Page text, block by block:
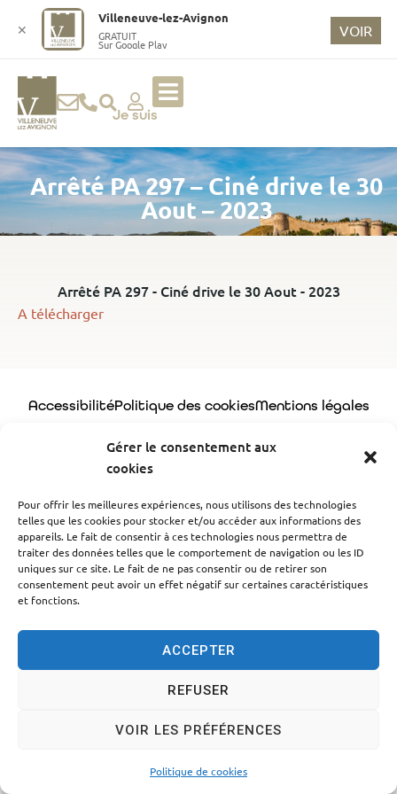
Gérer le consentement aux
cookies
Pour offrir les meilleures expériences, nous utilisons des technologies
telles que les cookies pour stocker et/ou accéder aux informations des
appareils. Le fait de consentir à ces technologies nous permettra de
traiter des données telles que le comportement de navigation ou les ID
uniques sur ce site. Le fait de ne pas consentir ou de retirer son
consentement peut avoir un effet négatif sur certaines caractéristiques
et fonctions.
ACCEPTER
REFUSER
VOIR LES PRÉFÉRENCES
Politique de cookies
ri
n
ci
Je suis
Arrêté PA 297 – Ciné drive le 30
Aout – 2023
Arrêté PA 297 - Ciné drive le 30 Aout - 2023
A télécharger
AccessibilitéPolitique des cookiesMentions légales
© 2024 - Propulsé par Utopia
✕
Villeneuve-lez-Avignon
GRATUIT
Sur Google Play
VOIR